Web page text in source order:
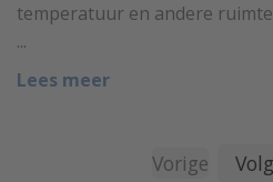
temperatuur en andere
...
Lees meer
Vorige